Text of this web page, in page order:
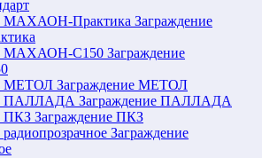
Заграждение
Заграждение
Заграждение МЕТОЛ
Заграждение ПАЛЛАДА
Заграждение ПКЗ
Заграждение